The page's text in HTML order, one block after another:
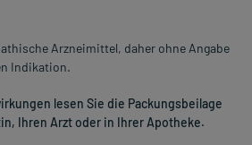
Arzneimittel, daher ohne Angabe
Indikation.
lesen Sie die Packungsbeilage
Ihren Arzt oder in Ihrer Apotheke.